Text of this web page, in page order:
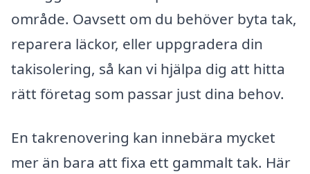
område. Oavsett om du behöver byta tak,
reparera läckor, eller uppgradera din
takisolering, så kan vi hjälpa dig att hitta
rätt företag som passar just dina behov.
En takrenovering kan innebära mycket
mer än bara att fixa ett gammalt tak. Här